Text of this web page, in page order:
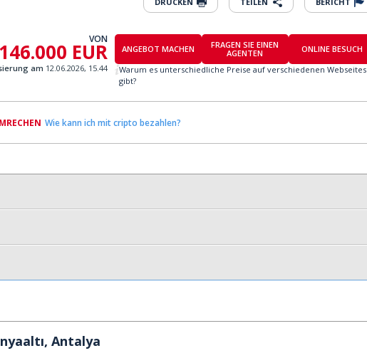
VON
146.000 EUR
am 12.06.2026, 15.44
ANGEBOT MACHEN
FRAGEN SIE EINEN
AGENTEN
ONLINE BESUCH
Warum es unterschiedliche Preise auf verschiedenen Webseites
gibt?
Wie kann ich mit cripto bezahlen?
Antalya